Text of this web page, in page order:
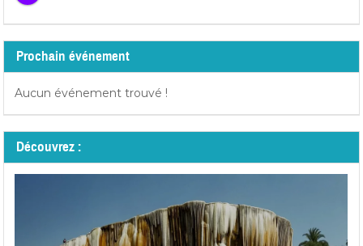
Prochain événement
Aucun événement trouvé !
Découvrez :